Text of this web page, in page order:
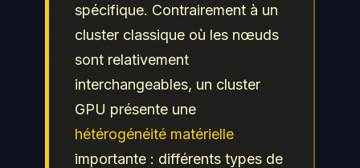
spécifique. Contrairement à un
cluster classique où les nœuds
sont relativement
interchangeables, un cluster
GPU présente une
hétérogénéité matérielle
importante : différents types de